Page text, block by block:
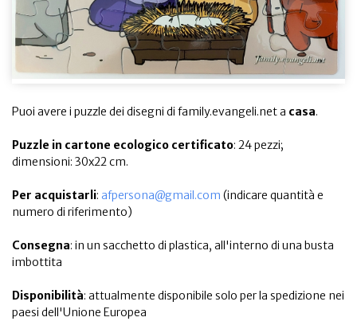
Puoi avere i puzzle dei disegni di family.evangeli.net a casa.
Puzzle in cartone ecologico certificato: 24 pezzi;
dimensioni: 30x22 cm.
Per acquistarli: afpersona@gmail.com (indicare quantità e
numero di riferimento)
Consegna: in un sacchetto di plastica, all'interno di una busta
imbottita
Disponibilità: attualmente disponibile solo per la spedizione nei
paesi dell'Unione Europea